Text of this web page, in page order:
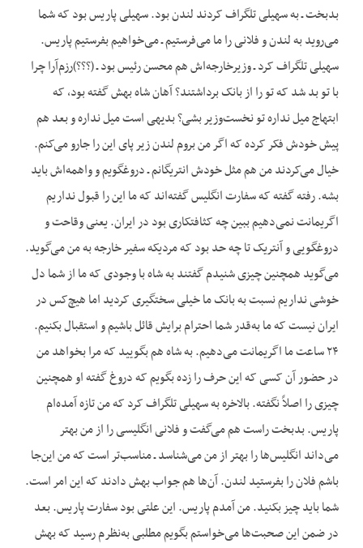
بدبخت ـ به سهیلی تلگراف کردند لندن بود. سهیلی پاریس بود که شما
می‌روید به لندن و فلانی را ما می‌فرستیم ـ می‌خواهیم بفرستیم پاریس.
سهیلی تلگراف کرد ـ وزیرخارجه‌اش هم محسن رئیس بود ـ (؟؟؟)رزم‌آرا چرا
با تو بد شد که تو را از بانک برداشتند؟ آهان شاه بهش گفته بود، که
ابتهاج میل نداره تو نخست‌وزیر بشی؟ بدیهی است میل نداره و بعد هم
پیش خودش فکر کرده که اگر من بروم لندن زیر پای این را جارو می‌کنم.
خیال می‌کردند من هم مثل خودش انتریگانم ـ دروغگویم و واهمه‌اش باید
بشه. رفته گفته که سفارت انگلیس گفته‌اند که ما این را قبول نداریم
اگریمانت نمی‌دهیم ببین چه کثافتکاری بود در ایران. یعنی وقاحت و
دروغگویی و آنتریک تا چه حد بود که مردیکه سفیر خارجه به من می‌گوید.
می‌گوید همچنین چیزی شنیدم گفتند به شاه با وجودی که ما از شما دل
خوشی نداریم نسبت به بانک ما خیلی سختگیری کردید اما هیچ‌کس در
ایران نیست که ما به‌قدر شما احترام برایش قائل باشیم و استقبال بکنیم.
۲۴ ساعت ما اگریمانت می‌دهیم. به شاه هم بگویید که مرا بخواهد من
در حضور آن کسی که این حرف را زده بگویم که دروغ گفته او همچنین
چیزی را اصلاً نگفته. بالاخره به سهیلی تلگراف کرد که من تازه آمده‌ام
پاریس. بدبخت راست هم می‌گفت و فلانی انگلیسی را از من بهتر
می‌داند انگلیس‌ها را بهتر از من می‌شناسد ـ مناسب‌تر است که من این‌جا
باشم فلان را بفرستید لندن. آن‌ها هم جواب بهش دادند که این امر است.
شما باید چیز بکنید. من آمدم پاریس. این علتی بود سفارت پاریس. بعد
در ضمن این صحبت‌ها می‌خواستم بگویم مطلبی به‌نظرم رسید که بهش